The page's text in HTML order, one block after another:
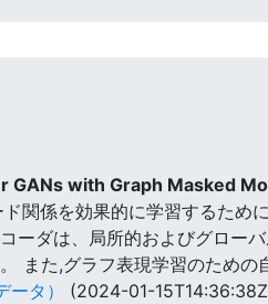
GANs with Graph Masked
ド関係を効果的に学習するた
ーダは、局所的およびグロー
また,グラフ表現学習のための
タ）
(2024-01-